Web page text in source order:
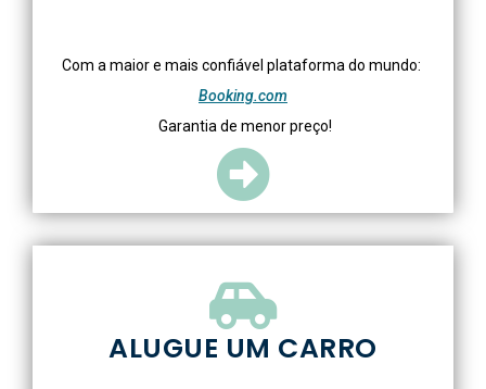
Com a maior e mais confiável plataforma do mundo:
Booking.com
Garantia de menor preço!
ALUGUE UM CARRO